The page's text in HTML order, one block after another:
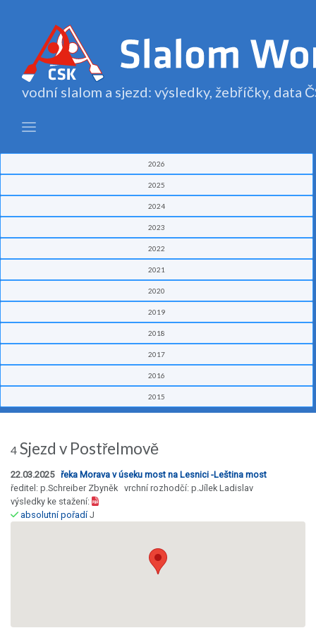
vodní slalom a sjezd: výsledky, žebříčky, data
2026
2025
2024
2023
2022
2021
2020
2019
2018
2017
2016
2015
4 Sjezd v Postřelmově
22.03.2025 řeka Morava v úseku most na Lesnici -Leština most
ředitel: p.Schreiber Zbyněk vrchní rozhodčí: p.Jílek Ladislav
výsledky ke stažení:
absolutní pořadíJ